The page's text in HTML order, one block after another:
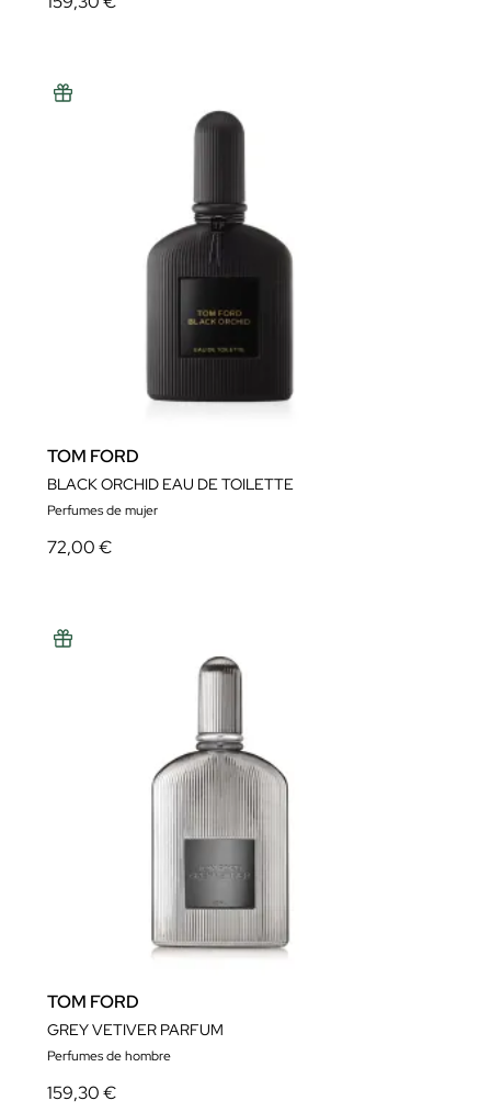
TOM FORD
BLACK ORCHID EAU DE TOILETTE
Perfumes de mujer
72,00 €
TOM FORD
GREY VETIVER PARFUM
Perfumes de hombre
159,30 €